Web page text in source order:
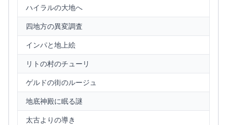
ハイラルの大地へ
四地方の異変調査
インパと地上絵
リトの村のチューリ
ゲルドの街のルージュ
地底神殿に眠る謎
太古よりの導き